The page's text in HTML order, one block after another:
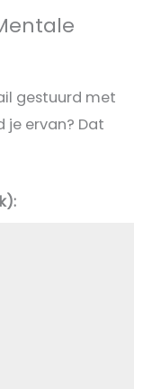
gestuurd met
je ervan? Dat